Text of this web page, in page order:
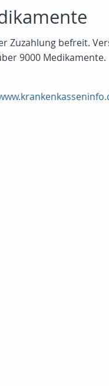
Zuzahlung befreit.
9000 Medikamente.